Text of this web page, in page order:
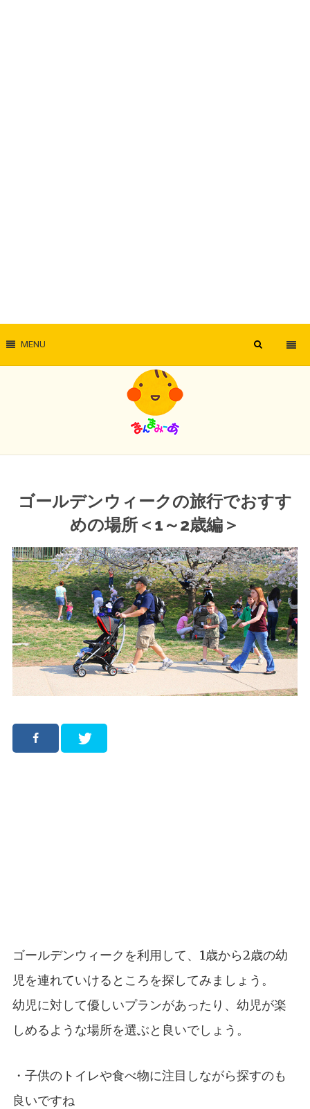
MENU
ゴールデンウィークの旅行でおすす
めの場所＜1～2歳編＞
ゴールデンウィークを利用して、1歳から2歳の幼
児を連れていけるところを探してみましょう。
幼児に対して優しいプランがあったり、幼児が楽
しめるような場所を選ぶと良いでしょう。
・子供のトイレや食べ物に注目しながら探すのも
良いですね